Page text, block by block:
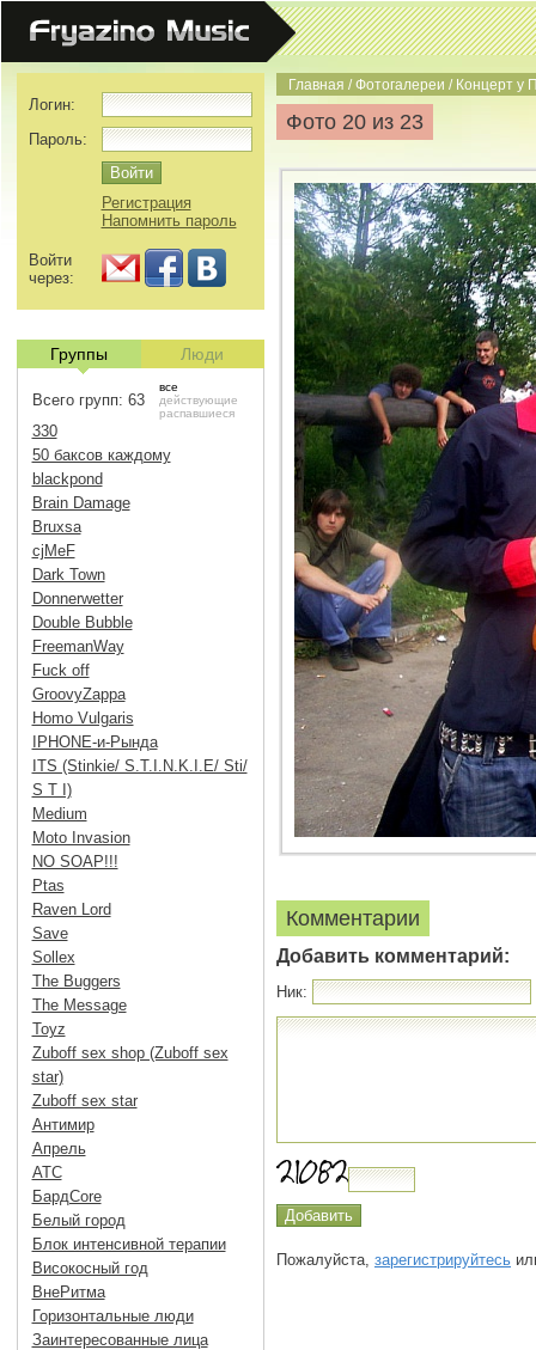
Главная /Фотогалереи / Концерт у
Фото 20 из 23
Комментарии
Добавить комментарий:
Ник:
Пожалуйста, зарегистрируйтесь
Логин:
Пароль:
Регистрация
Напомнить пароль
Войти
через:
Группы Люди
Всего групп: 63
все
действующие
распавшиеся
330
50 баксов каждому
blackpond
Brain Damage
Bruxsa
cjMeF
Dark Town
Donnerwetter
Double Bubble
FreemanWay
Fuck off
GroovyZappa
Homo Vulgaris
IPHONE-и-Рында
ITS (Stinkie/ S.T.I.N.K.I.E/ Sti/
S T I)
Medium
Moto Invasion
NO SOAP!!!
Ptas
Raven Lord
Save
Sollex
The Buggers
The Message
Toyz
Zuboff sex shop (Zuboff sex
star)
Zuboff sex star
Антимир
Апрель
АТС
БардCore
Белый город
Блок интенсивной терапии
Високосный год
ВнеРитма
Горизонтальные люди
Заинтересованные лица